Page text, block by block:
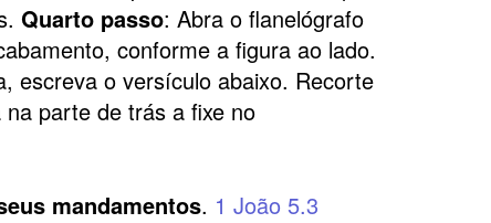
Quarto passo: Abra o flanelógrafo
conforme a figura ao lado.
escreva o versículo abaixo. Recorte
parte de trás a fixe no
mandamentos. 1 João 5.3